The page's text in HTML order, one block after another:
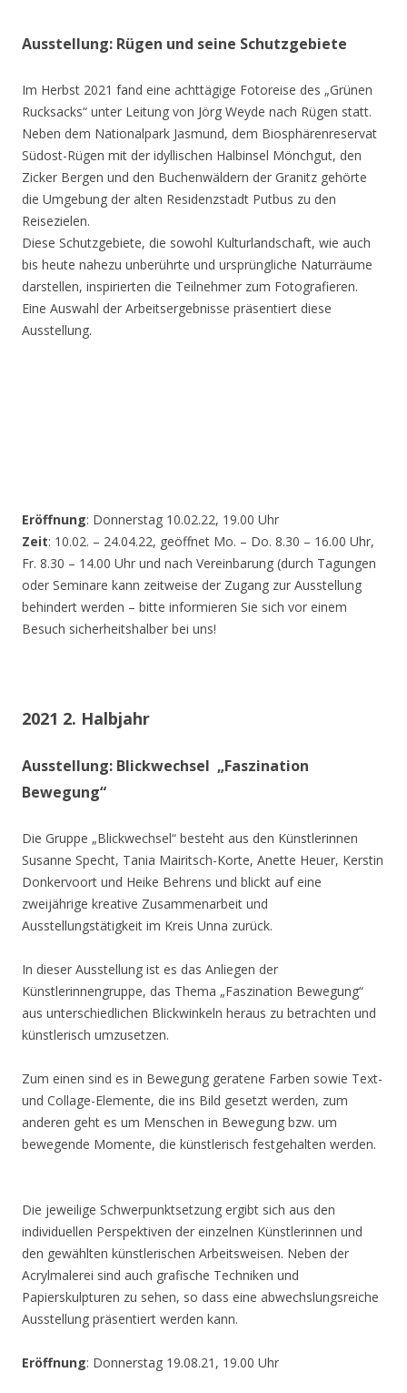
Ausstellung: Rügen und seine Schutzgebiete
Im Herbst 2021 fand eine achttägige Fotoreise des „Grünen
Rucksacks“ unter Leitung von Jörg Weyde nach Rügen statt.
Neben dem Nationalpark Jasmund, dem Biosphärenreservat
Südost-Rügen mit der idyllischen Halbinsel Mönchgut, den
Zicker Bergen und den Buchenwäldern der Granitz gehörte
die Umgebung der alten Residenzstadt Putbus zu den
Reisezielen.
Diese Schutzgebiete, die sowohl Kulturlandschaft, wie auch
bis heute nahezu unberührte und ursprüngliche Naturräume
darstellen, inspirierten die Teilnehmer zum Fotografieren.
Eine Auswahl der Arbeitsergebnisse präsentiert diese
Ausstellung.
Eröffnung: Donnerstag 10.02.22, 19.00 Uhr
Zeit: 10.02. – 24.04.22, geöffnet Mo. – Do. 8.30 – 16.00 Uhr,
Fr. 8.30 – 14.00 Uhr und nach Vereinbarung (durch Tagungen
oder Seminare kann zeitweise der Zugang zur Ausstellung
behindert werden – bitte informieren Sie sich vor einem
Besuch sicherheitshalber bei uns!
2021 2. Halbjahr
Ausstellung: Blickwechsel „Faszination
Bewegung“
Die Gruppe „Blickwechsel“ besteht aus den Künstlerinnen
Susanne Specht, Tania Mairitsch-Korte, Anette Heuer, Kerstin
Donkervoort und Heike Behrens und blickt auf eine
zweijährige kreative Zusammenarbeit und
Ausstellungstätigkeit im Kreis Unna zurück.
In dieser Ausstellung ist es das Anliegen der
Künstlerinnengruppe, das Thema „Faszination Bewegung“
aus unterschiedlichen Blickwinkeln heraus zu betrachten und
künstlerisch umzusetzen.
Zum einen sind es in Bewegung geratene Farben sowie Text-
und Collage-Elemente, die ins Bild gesetzt werden, zum
anderen geht es um Menschen in Bewegung bzw. um
bewegende Momente, die künstlerisch festgehalten werden.
Die jeweilige Schwerpunktsetzung ergibt sich aus den
individuellen Perspektiven der einzelnen Künstlerinnen und
den gewählten künstlerischen Arbeitsweisen. Neben der
Acrylmalerei sind auch grafische Techniken und
Papierskulpturen zu sehen, so dass eine abwechslungsreiche
Ausstellung präsentiert werden kann.
Eröffnung: Donnerstag 19.08.21, 19.00 Uhr